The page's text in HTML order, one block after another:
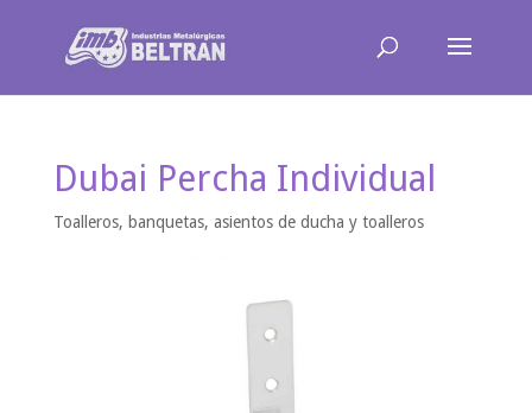
Dubai Percha Individual
Toalleros, banquetas, asientos de ducha y toalleros